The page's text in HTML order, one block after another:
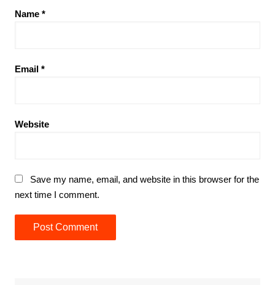
Name *
Email *
Website
Save my name, email, and website in this browser for the
next time I comment.